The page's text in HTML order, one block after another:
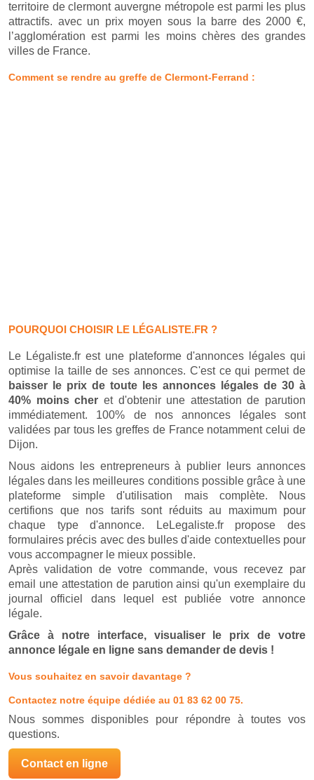
territoire de clermont auvergne métropole est parmi les plus
attractifs. avec un prix moyen sous la barre des 2000 €,
l’agglomération est parmi les moins chères des grandes
villes de France.
Comment se rendre au greffe de Clermont-Ferrand :
POURQUOI CHOISIR LE LÉGALISTE.FR ?
Le Légaliste.fr est une plateforme d'annonces légales qui
optimise la taille de ses annonces. C'est ce qui permet de
baisser le prix de toute les annonces légales de 30 à
40% moins cher et d'obtenir une attestation de parution
immédiatement. 100% de nos annonces légales sont
validées par tous les greffes de France notamment celui de
Dijon.
Nous aidons les entrepreneurs à publier leurs annonces
légales dans les meilleures conditions possible grâce à une
plateforme simple d'utilisation mais complète. Nous
certifions que nos tarifs sont réduits au maximum pour
chaque type d'annonce. LeLegaliste.fr propose des
formulaires précis avec des bulles d'aide contextuelles pour
vous accompagner le mieux possible.
Après validation de votre commande, vous recevez par
email une attestation de parution ainsi qu'un exemplaire du
journal officiel dans lequel est publiée votre annonce
légale.
Grâce à notre interface, visualiser le prix de votre
annonce légale en ligne sans demander de devis !
Vous souhaitez en savoir davantage ?
Contactez notre équipe dédiée au 01 83 62 00 75.
Nous sommes disponibles pour répondre à toutes vos
questions.
Contact en ligne